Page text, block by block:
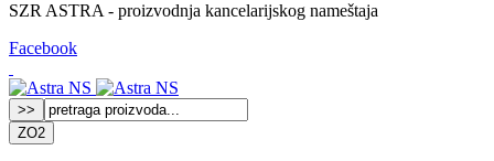
SZR ASTRA - proizvodnja kancelarijskog nameštaja
Facebook
ZO2